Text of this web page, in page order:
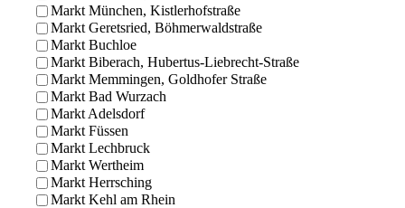
Markt München, Kistlerhofstraße
Markt Geretsried, Böhmerwaldstraße
Markt Buchloe
Markt Biberach, Hubertus-Liebrecht-Straße
Markt Memmingen, Goldhofer Straße
Markt Bad Wurzach
Markt Adelsdorf
Markt Füssen
Markt Lechbruck
Markt Wertheim
Markt Herrsching
Markt Kehl am Rhein